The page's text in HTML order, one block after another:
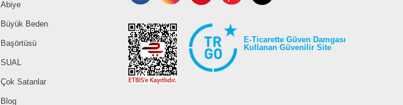
Abiye
Büyük Beden
Başörtüsü
SUAL
Çok Satanlar
Blog
E-Ticarette Güven Damgası
Kullanan Güvenilir Site